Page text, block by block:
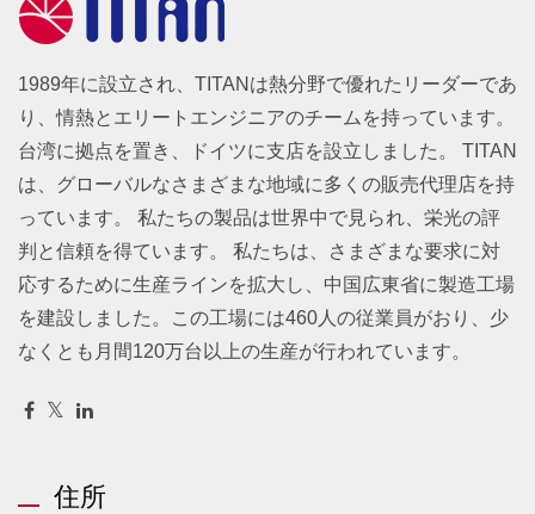
1989年に設立され、TITANは熱分野で優れたリーダーであ
り、情熱とエリートエンジニアのチームを持っています。
台湾に拠点を置き、ドイツに支店を設立しました。 TITAN
は、グローバルなさまざまな地域に多くの販売代理店を持
っています。 私たちの製品は世界中で見られ、栄光の評
判と信頼を得ています。 私たちは、さまざまな要求に対
応するために生産ラインを拡大し、中国広東省に製造工場
を建設しました。この工場には460人の従業員がおり、少
なくとも月間120万台以上の生産が行われています。
住所